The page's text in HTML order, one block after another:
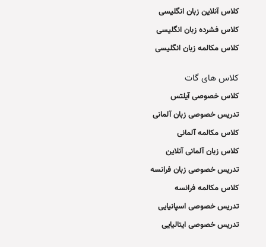
کلاس آنلاین زبان انگلیسی
کلاس فشرده زبان انگلیسی
کلاس مکالمه زبان انگلیسی
کلاس های گات
کلاس خصوصی آیلتس
تدریس خصوصی زبان آلمانی
کلاس مکالمه آلمانی
کلاس زبان آلمانی آنلاین
تدریس خصوصی زبان فرانسه
کلاس مکالمه فرانسه
تدریس خصوصی اسپانیایی
تدریس خصوصی ایتالیایی